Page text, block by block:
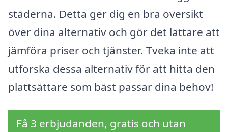
städerna. Detta ger dig en bra översikt
över dina alternativ och gör det lättare att
jämföra priser och tjänster. Tveka inte att
utforska dessa alternativ för att hitta den
plattsättare som bäst passar dina behov!
Få 3 erbjudanden, gratis och utan